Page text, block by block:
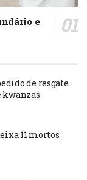
e
de resgate
kwanzas
11 mortos